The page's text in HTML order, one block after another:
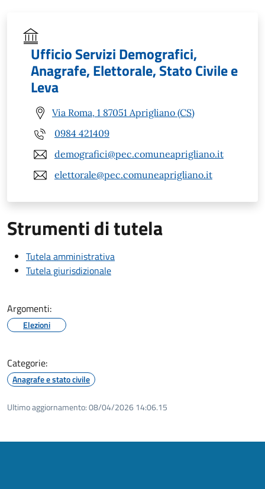
Ufficio Servizi Demografici,
Anagrafe, Elettorale, Stato Civile e
Leva
Via Roma, 1 87051 Aprigliano (CS)
0984 421409
demografici@pec.comuneaprigliano.it
elettorale@pec.comuneaprigliano.it
Strumenti di tutela
Tutela amministrativa
Tutela giurisdizionale
Argomenti:
Elezioni
Categorie:
Anagrafe e stato civile
Ultimo aggiornamento:08/04/2026 14:06.15